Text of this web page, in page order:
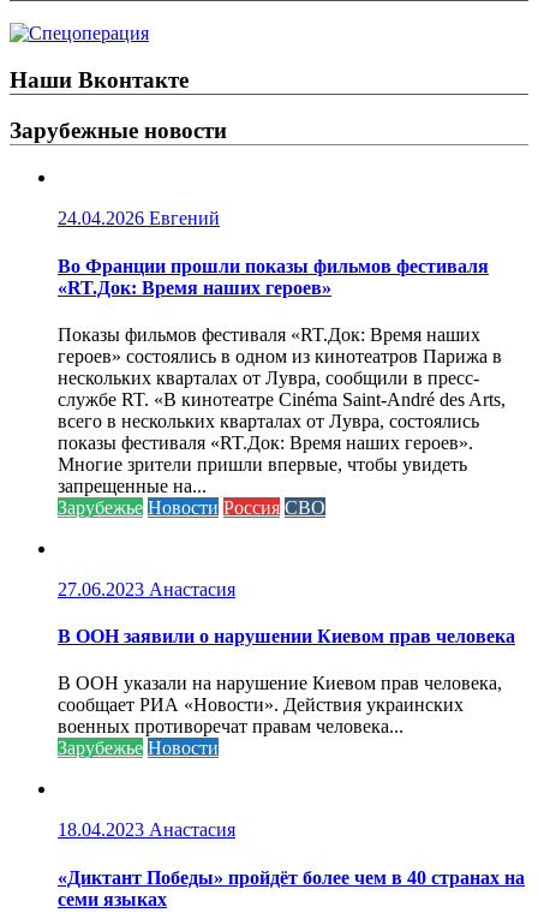
Наши Вконтакте
Зарубежные новости
24.04.2026 Евгений
Во Франции прошли показы фильмов фестиваля
«RT.Док: Время наших героев»
Показы фильмов фестиваля «RT.Док: Время наших
героев» состоялись в одном из кинотеатров Парижа в
нескольких кварталах от Лувра, сообщили в пресс-
службе RT. «В кинотеатре Cinéma Saint-André des Arts,
всего в нескольких кварталах от Лувра, состоялись
показы фестиваля «RT.Док: Время наших героев».
Многие зрители пришли впервые, чтобы увидеть
запрещенные на...
Зарубежье Новости Россия СВО
27.06.2023 Анастасия
В ООН заявили о нарушении Киевом прав человека
В ООН указали на нарушение Киевом прав человека,
сообщает РИА «Новости». Действия украинских
военных противоречат правам человека...
Зарубежье Новости
18.04.2023 Анастасия
«Диктант Победы» пройдёт более чем в 40 странах на
семи языках